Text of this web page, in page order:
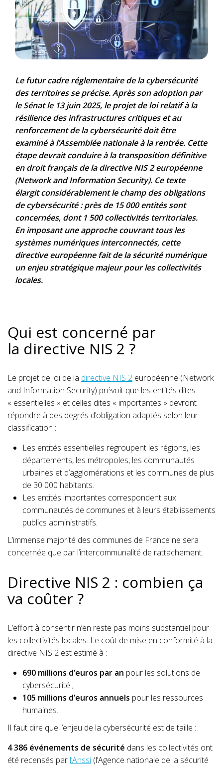
Le futur cadre réglementaire de la cybersécurité
des territoires se précise. Après son adoption par
le Sénat le 13 juin 2025, le projet de loi relatif à la
résilience des infrastructures critiques et au
renforcement de la cybersécurité doit être
examiné à l’Assemblée nationale à la rentrée. Cette
étape devrait conduire à la transposition définitive
en droit français de la directive NIS 2 européenne
(Network and Information Security). Ce texte
élargit considérablement le champ des obligations
de cybersécurité : près de 15 000 entités sont
concernées, dont 1 500 collectivités territoriales.
En imposant une approche couvrant tous les
systèmes numériques interconnectés, cette
directive européenne fait de la sécurité numérique
un enjeu stratégique majeur pour les collectivités
locales.
Qui est concerné par
la directive NIS 2 ?
Le projet de loi de la directive NIS 2 européenne (Network
and Information Security) prévoit que les entités dites
« essentielles » et celles dites « importantes » devront
répondre à des degrés d’obligation adaptés selon leur
classification :
Les entités essentielles regroupent les régions, les
départements, les métropoles, les communautés
urbaines et d’agglomérations et les communes de plus
de 30 000 habitants.
Les entités importantes correspondent aux
communautés de communes et à leurs établissements
publics administratifs.
L’immense majorité des communes de France ne sera
concernée que par l’intercommunalité de rattachement.
Directive NIS 2 : combien ça
va coûter ?
L’effort à consentir n’en reste pas moins substantiel pour
les collectivités locales. Le coût de mise en conformité à la
directive NIS 2 est estimé à :
690 millions d’euros par an pour les solutions de
cybersécurité ;
105 millions d’euros annuels pour les ressources
humaines.
Il faut dire que l’enjeu de la cybersécurité est de taille :
4 386 événements de sécurité dans les collectivités ont
été recensés par l’Anssi (l’Agence nationale de la sécurité